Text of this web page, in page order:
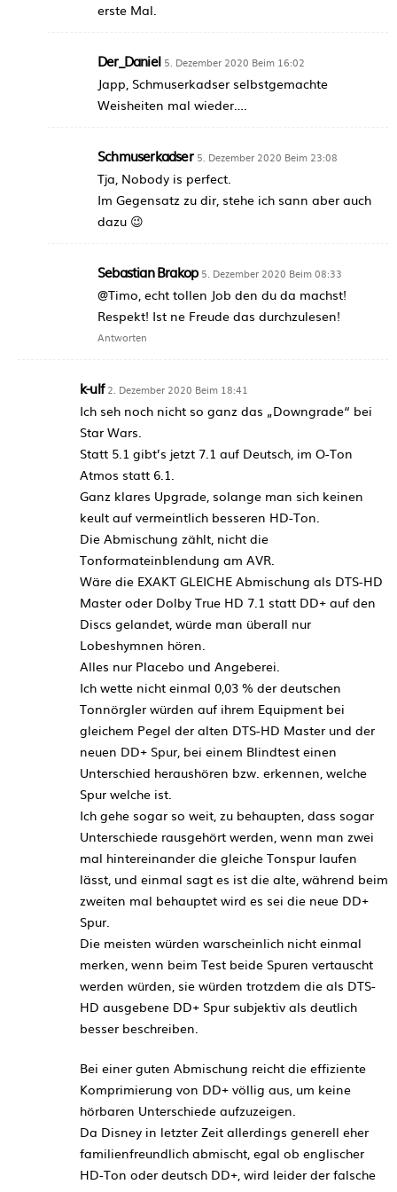
erste Mal.
Der_Daniel 5. Dezember 2020 Beim 16:02
Japp, Schmuserkadser selbstgemachte
Weisheiten mal wieder….
Schmuserkadser 5. Dezember 2020 Beim 23:08
Tja, Nobody is perfect.
Im Gegensatz zu dir, stehe ich sann aber auch
dazu 😉
Sebastian Brakop 5. Dezember 2020 Beim 08:33
@Timo, echt tollen Job den du da machst!
Respekt! Ist ne Freude das durchzulesen!
Antworten
k-ulf 2. Dezember 2020 Beim 18:41
Ich seh noch nicht so ganz das „Downgrade“ bei
Star Wars.
Statt 5.1 gibt’s jetzt 7.1 auf Deutsch, im O-Ton
Atmos statt 6.1.
Ganz klares Upgrade, solange man sich keinen
keult auf vermeintlich besseren HD-Ton.
Die Abmischung zählt, nicht die
Tonformateinblendung am AVR.
Wäre die EXAKT GLEICHE Abmischung als DTS-HD
Master oder Dolby True HD 7.1 statt DD+ auf den
Discs gelandet, würde man überall nur
Lobeshymnen hören.
Alles nur Placebo und Angeberei.
Ich wette nicht einmal 0,03 % der deutschen
Tonnörgler würden auf ihrem Equipment bei
gleichem Pegel der alten DTS-HD Master und der
neuen DD+ Spur, bei einem Blindtest einen
Unterschied heraushören bzw. erkennen, welche
Spur welche ist.
Ich gehe sogar so weit, zu behaupten, dass sogar
Unterschiede rausgehört werden, wenn man zwei
mal hintereinander die gleiche Tonspur laufen
lässt, und einmal sagt es ist die alte, während beim
zweiten mal behauptet wird es sei die neue DD+
Spur.
Die meisten würden warscheinlich nicht einmal
merken, wenn beim Test beide Spuren vertauscht
werden würden, sie würden trotzdem die als DTS-
HD ausgebene DD+ Spur subjektiv als deutlich
besser beschreiben.
Bei einer guten Abmischung reicht die effiziente
Komprimierung von DD+ völlig aus, um keine
hörbaren Unterschiede aufzuzeigen.
Da Disney in letzter Zeit allerdings generell eher
familienfreundlich abmischt, egal ob englischer
HD-Ton oder deutsch DD+, wird leider der falsche